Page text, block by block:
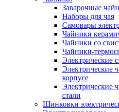
Заварочные
Наборы для чая
Самовары
Чайники
Чайники со
Чайники-
Электрические
Электрические
корпусе
Электрические
стали
Шинковки